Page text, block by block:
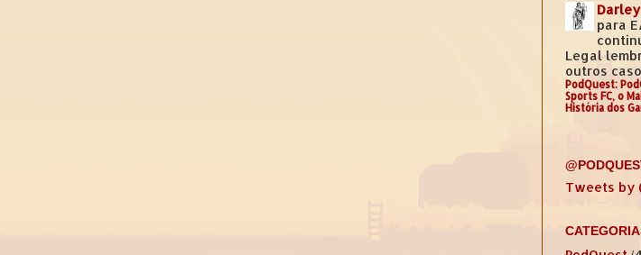
para
Legal
outros
PodQuest:
Sports FC, o
História dos
Tweets by